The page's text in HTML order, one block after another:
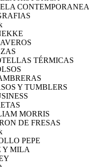
CONTEMPORANEA
TÉRMICAS
Y TUMBLERS
MORRIS
DE FRESAS
PEPE
Y MILA